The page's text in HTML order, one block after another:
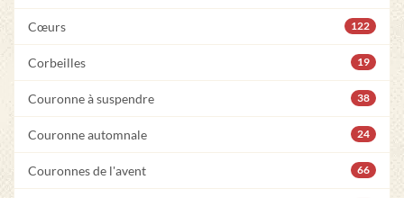
Cœurs 122
Corbeilles 19
Couronne à suspendre 38
Couronne automnale 24
Couronnes de l'avent 66